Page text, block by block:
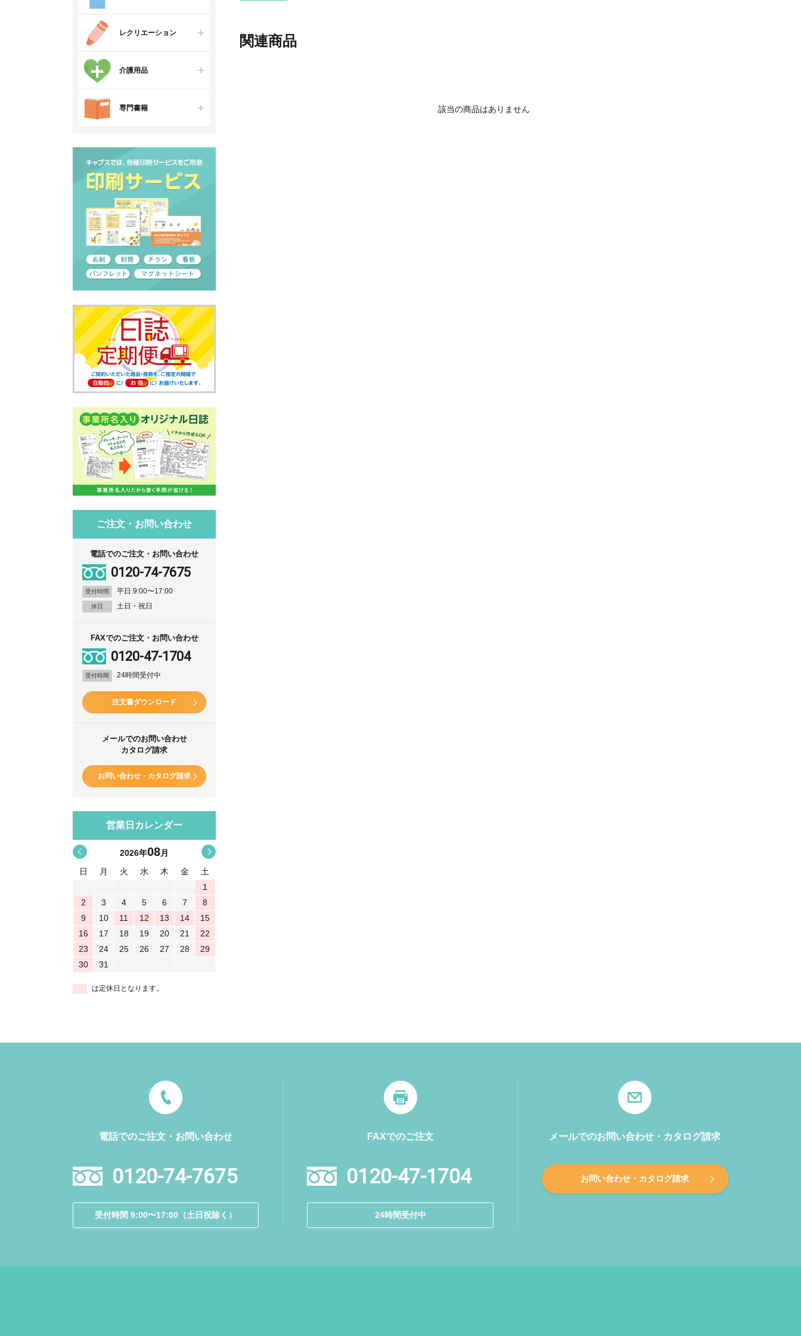
レクリエーション
介護用品
専門書籍
ご注文・お問い合わせ
電話でのご注文・お問い合わせ
0120-74-7675
受付時間 平日 9:00〜17:00
休日 土日・祝日
FAXでのご注文・お問い合わせ
0120-47-1704
受付時間 24時間受付中
注文書ダウンロード
メールでのお問い合わせ
カタログ請求
お問い合わせ・カタログ請求
営業日カレンダー
< 2026年08月
日
月 火 水 木 金
土
1
2
3 4 5 6 7
8
9
10 11 12 13 14
15
16
17 18 19 20 21
22
23
24 25 26 27 28
29
30
31
は定休日となります。
関連商品
該当の商品はありません
電話でのご注文・お問い合わせ
0120-74-7675
受付時間 9:00〜17:00（土日祝除く）
FAXでのご注文
0120-47-1704
24時間受付中
メールでのお問い合わせ・カタログ請求
お問い合わせ・カタログ請求